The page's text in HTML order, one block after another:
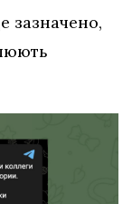
зазначено,